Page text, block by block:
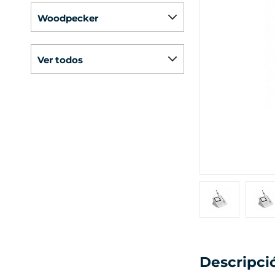
woodpecker
ver todos